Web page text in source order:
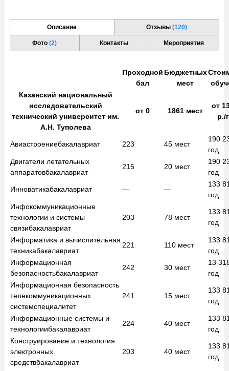
Описание Отзывы (120)
Фото(2) Контакты Мероприятия
Проходной
бал
Бюджетных
мест
Казанский национальный
исследовательский
технический университет им.
А.Н. Туполева
от0 1861 мест
от
р./
Авиастроениебакалавриат 223 45 мест
190
год
Двигатели летательных
аппаратовбакалавриат
215 20 мест
190
год
Инноватикабакалавриат — —
133
год
Инфокоммуникационные
технологии и системы
связибакалавриат
203 78 мест
133
год
Информатика и вычислительная
техникабакалавриат
221 110 мест
133
год
Информационная
безопасностьбакалавриат
242 30 мест
13
год
Информационная безопасность
телекоммуникационных
системспециалитет
241 15 мест
133
год
Информационные системы и
технологиибакалавриат
224 40 мест
133
год
Конструирование и технология
электронных
средствбакалавриат
203 40 мест
133
год